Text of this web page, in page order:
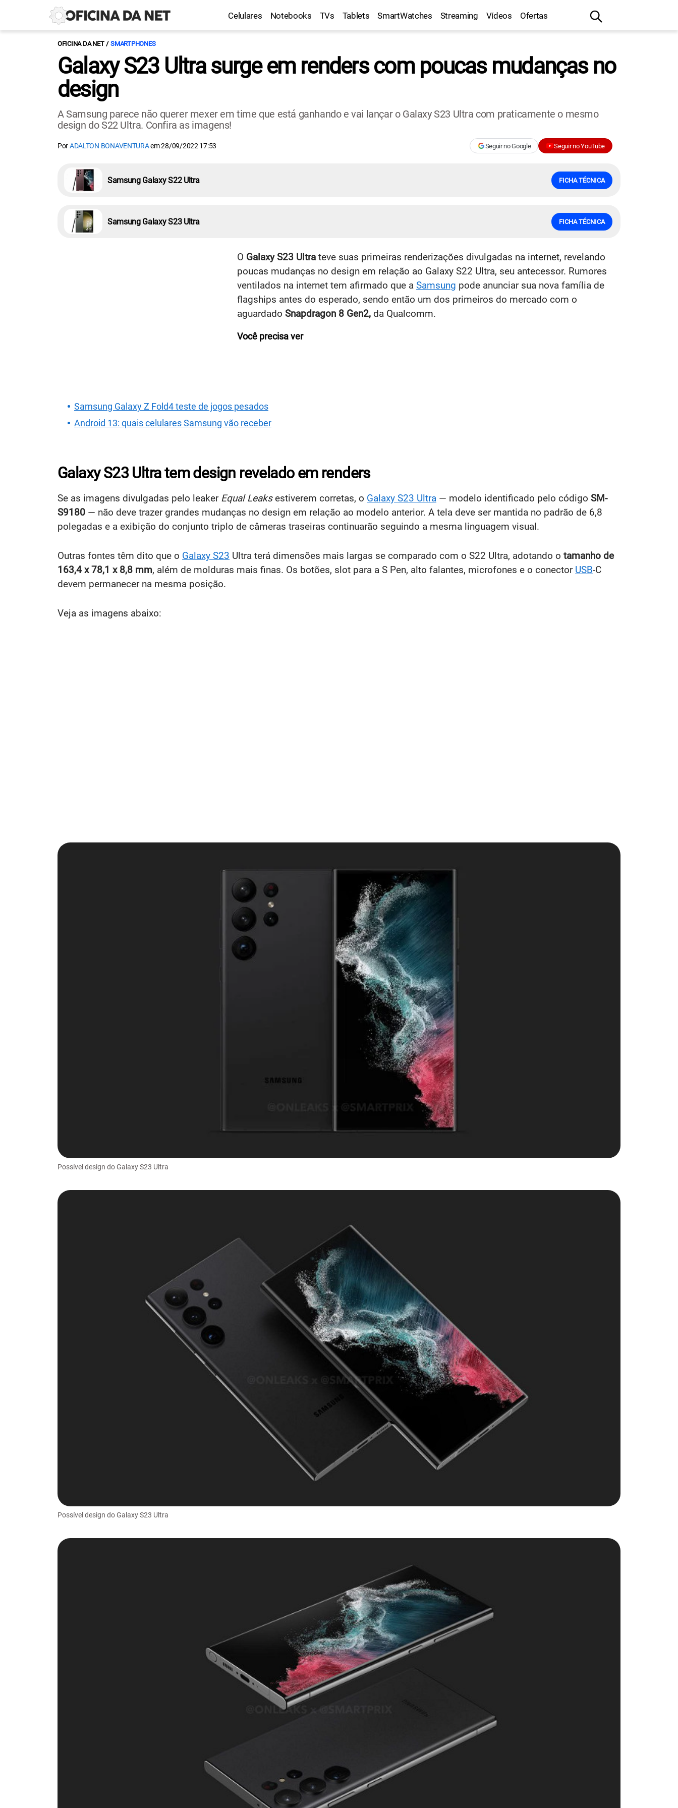
Celulares Notebooks TVs Tablets SmartWatches Streaming Vídeos Ofertas
OFICINA DA NET SMARTPHONES
Galaxy S23 Ultra surge em renders com poucas mudanças no
design
A Samsung parece não querer mexer em time que está ganhando e vai lançar o Galaxy S23 Ultra com praticamente o mesmo
design do S22 Ultra. Confira as imagens!
PorADALTON BONAVENTURAem28/09/2022 17:53 Seguir no Google Seguir no YouTube
Samsung Galaxy S22 Ultra FICHA TÉCNICA
Samsung Galaxy S23 Ultra FICHA TÉCNICA
O Galaxy S23 Ultra teve suas primeiras renderizações divulgadas na internet, revelando
poucas mudanças no design em relação ao Galaxy S22 Ultra, seu antecessor. Rumores
ventilados na internet tem afirmado que a Samsung pode anunciar sua nova família de
flagships antes do esperado, sendo então um dos primeiros do mercado com o
aguardado Snapdragon 8 Gen2, da Qualcomm.
Você precisa ver
Samsung Galaxy Z Fold4 teste de jogos pesados
Android 13: quais celulares Samsung vão receber
Galaxy S23 Ultra tem design revelado em renders
Se as imagens divulgadas pelo leaker Equal Leaksestiverem corretas, o Galaxy S23 Ultra — modelo identificado pelo código SM-
S9180 — não deve trazer grandes mudanças no design em relação ao modelo anterior. A tela deve ser mantida no padrão de 6,8
polegadas e a exibição do conjunto triplo de câmeras traseiras continuarão seguindo a mesma linguagem visual.
Outras fontes têm dito que o Galaxy S23 Ultra terá dimensões mais largas se comparado com o S22 Ultra, adotando o tamanho de
163,4 x 78,1 x 8,8 mm, além de molduras mais finas. Os botões, slot para a S Pen, alto falantes, microfones e o conector USB-C
devem permanecer na mesma posição.
Veja as imagens abaixo:
Possível design do Galaxy S23 Ultra
Possível design do Galaxy S23 Ultra